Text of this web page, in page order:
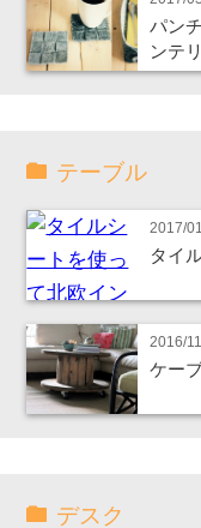
パン
ンテ
テーブル
2017/
タイ
2016/
ケー
デスク